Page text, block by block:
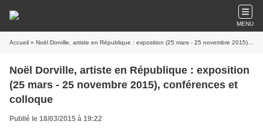
MENU
Accueil » Noël Dorville, artiste en République : exposition (25 mars - 25 novembre 2015), conférences et colloque
Noël Dorville, artiste en République : exposition
(25 mars - 25 novembre 2015), conférences et
colloque
Publié le 18/03/2015 à 19:22